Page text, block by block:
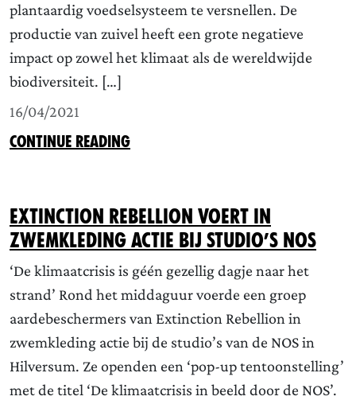
plantaardig voedselsysteem te versnellen. De
productie van zuivel heeft een grote negatieve
impact op zowel het klimaat als de wereldwijde
biodiversiteit. […]
16/04/2021
CONTINUE READING
Extinction Rebellion voert in
zwemkleding actie bij studio’s NOS
‘De klimaatcrisis is géén gezellig dagje naar het
strand’ Rond het middaguur voerde een groep
aardebeschermers van Extinction Rebellion in
zwemkleding actie bij de studio’s van de NOS in
Hilversum. Ze openden een ‘pop-up tentoonstelling’
met de titel ‘De klimaatcrisis in beeld door de NOS’.